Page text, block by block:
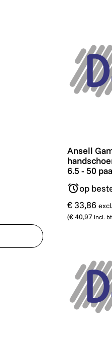
Ansell
Ansell
6.5 - 50
op
€ 33,86
(€ 40,97 incl.